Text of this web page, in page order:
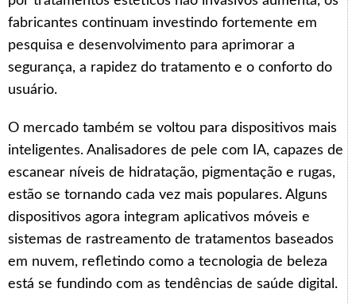
fabricantes continuam investindo fortemente em
pesquisa e desenvolvimento para aprimorar a
segurança, a rapidez do tratamento e o conforto do
usuário.
O mercado também se voltou para dispositivos mais
inteligentes. Analisadores de pele com IA, capazes de
escanear níveis de hidratação, pigmentação e rugas,
estão se tornando cada vez mais populares. Alguns
dispositivos agora integram aplicativos móveis e
sistemas de rastreamento de tratamentos baseados
em nuvem, refletindo como a tecnologia de beleza
está se fundindo com as tendências de saúde digital.